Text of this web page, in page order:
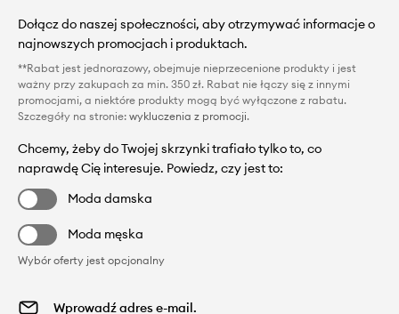
Dołącz do naszej społeczności, aby otrzymywać informacje o
najnowszych promocjach i produktach.
**Rabat jest jednorazowy, obejmuje nieprzecenione produkty i jest
ważny przy zakupach za min. 350 zł. Rabat nie łączy się z innymi
promocjami, a niektóre produkty mogą być wyłączone z rabatu.
Szczegóły na stronie: wykluczenia z promocji.
Chcemy, żeby do Twojej skrzynki trafiało tylko to, co
naprawdę Cię interesuje. Powiedz, czy jest to:
Moda damska
Moda męska
Wybór oferty jest opcjonalny